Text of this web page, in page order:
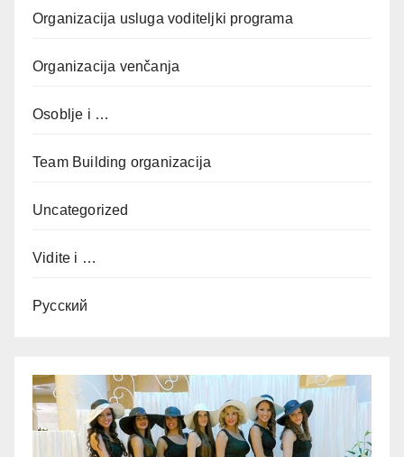
Organizacija usluga voditeljki programa
Organizacija venčanja
Osoblje i …
Team Building organizacija
Uncategorized
Vidite i …
Русский